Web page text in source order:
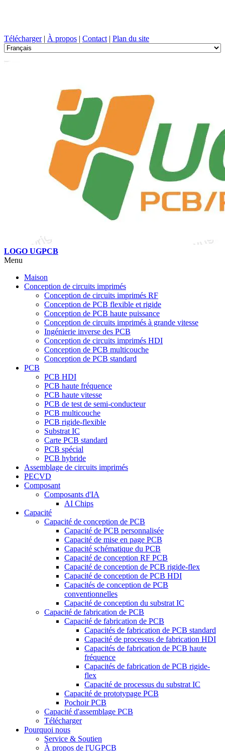
Télécharger| À propos | Contact | Plan du site
LOGO UGPCB
Menu
Maison
Conception de circuits imprimés
Conception de circuits imprimés RF
Conception de PCB flexible et rigide
Conception de PCB haute puissance
Conception de circuits imprimés à grande vitesse
Ingénierie inverse des PCB
Conception de circuits imprimés HDI
Conception de PCB multicouche
Conception de PCB standard
PCB
PCB HDI
PCB haute fréquence
PCB haute vitesse
PCB de test de semi-conducteur
PCB multicouche
PCB rigide-flexible
Substrat IC
Carte PCB standard
PCB spécial
PCB hybride
Assemblage de circuits imprimés
PECVD
Composant
Composants d'IA
AI Chips
Capacité
Capacité de conception de PCB
Capacité de PCB personnalisée
Capacité de mise en page PCB
Capacité schématique du PCB
Capacité de conception RF PCB
Capacité de conception de PCB rigide-flex
Capacité de conception de PCB HDI
Capacités de conception de PCB
conventionnelles
Capacité de conception du substrat IC
Capacité de fabrication de PCB
Capacité de fabrication de PCB
Capacités de fabrication de PCB standard
Capacité de processus de fabrication HDI
Capacités de fabrication de PCB haute
fréquence
Capacités de fabrication de PCB rigide-
flex
Capacité de processus du substrat IC
Capacité de prototypage PCB
Pochoir PCB
Capacité d'assemblage PCB
Télécharger
Pourquoi nous
Service & Soutien
À propos de l'UGPCB